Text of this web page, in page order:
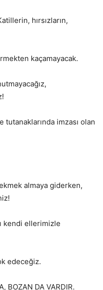
hırsızların,
kaçamayacak.
tutanaklarında imzası olan
almaya giderken,
kendi ellerimizle
edeceğiz.
BOZAN DA VARDIR.